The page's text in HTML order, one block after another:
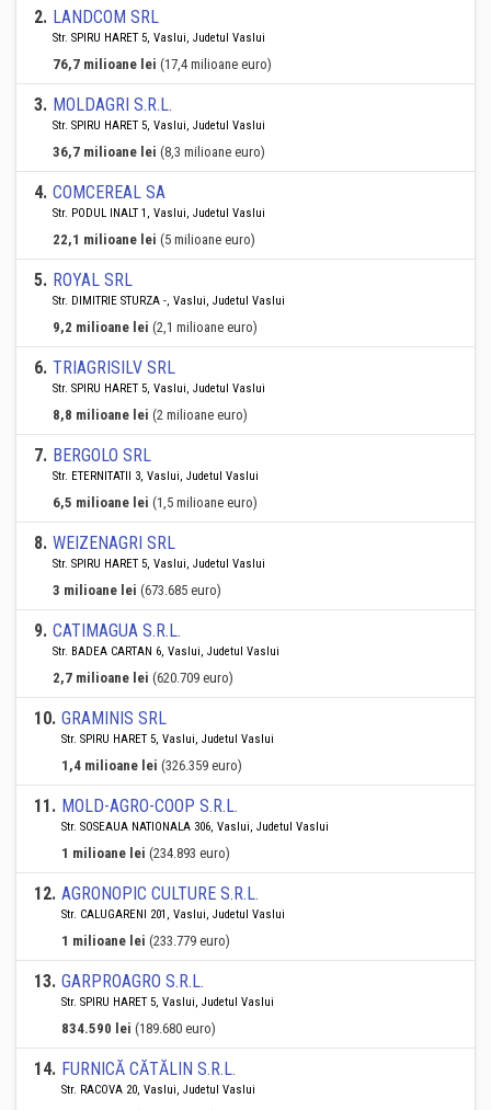
2. LANDCOM SRL
Str. SPIRU HARET 5, Vaslui, Judetul Vaslui
76,7 milioane lei (17,4 milioane euro)
3. MOLDAGRI S.R.L.
Str. SPIRU HARET 5, Vaslui, Judetul Vaslui
36,7 milioane lei (8,3 milioane euro)
4. COMCEREAL SA
Str. PODUL INALT 1, Vaslui, Judetul Vaslui
22,1 milioane lei (5 milioane euro)
5. ROYAL SRL
Str. DIMITRIE STURZA -, Vaslui, Judetul Vaslui
9,2 milioane lei (2,1 milioane euro)
6. TRIAGRISILV SRL
Str. SPIRU HARET 5, Vaslui, Judetul Vaslui
8,8 milioane lei (2 milioane euro)
7. BERGOLO SRL
Str. ETERNITATII 3, Vaslui, Judetul Vaslui
6,5 milioane lei (1,5 milioane euro)
8. WEIZENAGRI SRL
Str. SPIRU HARET 5, Vaslui, Judetul Vaslui
3 milioane lei (673.685 euro)
9. CATIMAGUA S.R.L.
Str. BADEA CARTAN 6, Vaslui, Judetul Vaslui
2,7 milioane lei (620.709 euro)
10. GRAMINIS SRL
Str. SPIRU HARET 5, Vaslui, Judetul Vaslui
1,4 milioane lei (326.359 euro)
11. MOLD-AGRO-COOP S.R.L.
Str. SOSEAUA NATIONALA 306, Vaslui, Judetul Vaslui
1 milioane lei (234.893 euro)
12. AGRONOPIC CULTURE S.R.L.
Str. CALUGARENI 201, Vaslui, Judetul Vaslui
1 milioane lei (233.779 euro)
13. GARPROAGRO S.R.L.
Str. SPIRU HARET 5, Vaslui, Judetul Vaslui
834.590 lei (189.680 euro)
14. FURNICĂ CĂTĂLIN S.R.L.
Str. RACOVA 20, Vaslui, Judetul Vaslui